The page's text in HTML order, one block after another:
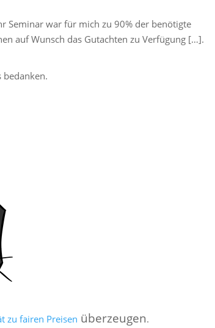
Seminar war für mich zu 90% der benötigte
auf Wunsch das Gutachten zu Verfügung […].
zu fairen Preisen überzeugen.